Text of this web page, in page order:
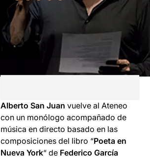
Alberto San Juan vuelve al Ateneo
con un monólogo acompañado de
música en directo basado en las
composiciones del libro “Poeta en
Nueva York“ de Federico García